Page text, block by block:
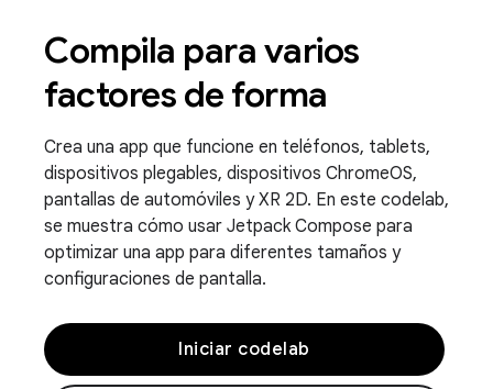
Compila para varios
factores de forma
Crea una app que funcione en teléfonos, tablets,
dispositivos plegables, dispositivos ChromeOS,
pantallas de automóviles y XR 2D. En este codelab,
se muestra cómo usar Jetpack Compose para
optimizar una app para diferentes tamaños y
configuraciones de pantalla.
Iniciar codelab